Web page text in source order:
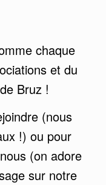
chaque
et du
Bruz !
(nous
!) ou pour
(on adore
sur notre